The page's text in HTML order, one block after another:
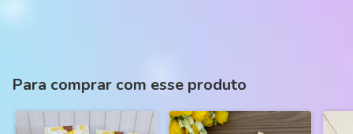
Para comprar com esse produto